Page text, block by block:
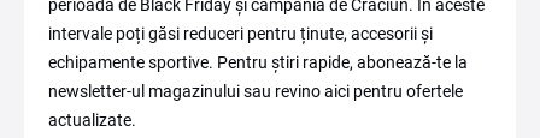
perioada de Black Friday și campania de Crăciun. În aceste
intervale poți găsi reduceri pentru ținute, accesorii și
echipamente sportive. Pentru știri rapide, abonează-te la
newsletter-ul magazinului sau revino aici pentru ofertele
actualizate.